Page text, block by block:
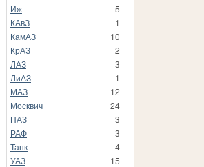
Иж
5
КАвЗ
1
КамАЗ
10
КрАЗ
2
ЛАЗ
3
ЛиАЗ
1
МАЗ
12
Москвич
24
ПАЗ
3
РАФ
3
Танк
4
УАЗ
15